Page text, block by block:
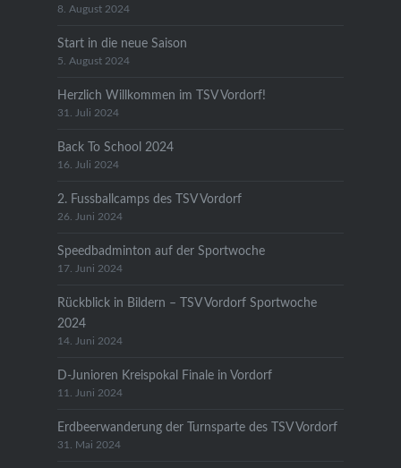
8. August 2024
Start in die neue Saison
5. August 2024
Herzlich Willkommen im TSV Vordorf!
31. Juli 2024
Back To School 2024
16. Juli 2024
2. Fussballcamps des TSV Vordorf
26. Juni 2024
Speedbadminton auf der Sportwoche
17. Juni 2024
Rückblick in Bildern – TSV Vordorf Sportwoche
2024
14. Juni 2024
D-Junioren Kreispokal Finale in Vordorf
11. Juni 2024
Erdbeerwanderung der Turnsparte des TSV Vordorf
31. Mai 2024